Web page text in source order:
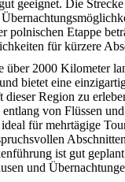
geeignet. Die
polnischen Etappe
für kürzere
über 2000 Kilometer
bietet eine
Region zu
von Flüssen
für mehrtägige
ist gut
und